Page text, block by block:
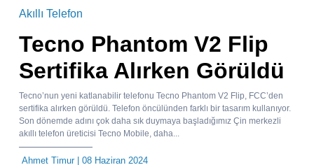
Akıllı Telefon
Tecno Phantom V2 Flip
Sertifika Alırken Görüldü
Tecno’nun yeni katlanabilir telefonu Tecno Phantom V2 Flip, FCC’den
sertifika alırken görüldü. Telefon öncülünden farklı bir tasarım kullanıyor.
Son dönemde adını çok daha sık duymaya başladığımız Çin merkezli
akıllı telefon üreticisi Tecno Mobile, daha...
Ahmet Timur| 08 Haziran 2024